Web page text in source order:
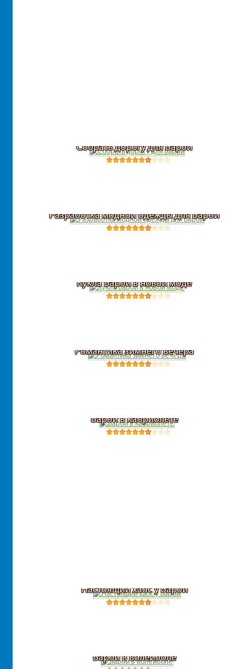
Собрать дорогу для Барби
Разработка модной одежды для Барби
Кукла Барби в новой моде
Романтика зимнего вечера
Барби в кабриолете
Настоящий хаос у Барби
Барби в волейболе